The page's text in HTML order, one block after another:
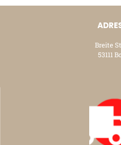
Breite
53111